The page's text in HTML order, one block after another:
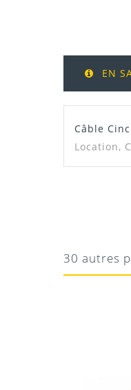
EN
Câble
Location,
30 autres